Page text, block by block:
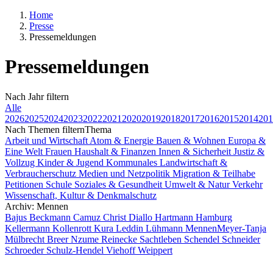
Home
Presse
Pressemeldungen
Pressemeldungen
Nach Jahrfiltern
Alle
202620252024202320222021 2020201920182017201620152014
Nach Themen filternThema
Arbeit und Wirtschaft Atom & Energie Bauen & Wohnen Europa &
Eine Welt Frauen Haushalt & Finanzen Innen & Sicherheit Justiz &
Vollzug Kinder & Jugend Kommunales Landwirtschaft &
Verbraucherschutz Medien und Netzpolitik Migration & Teilhabe
Petitionen Schule Soziales & Gesundheit Umwelt & NaturVerkehr
Wissenschaft, Kultur & Denkmalschutz
Archiv: Mennen
Bajus Beckmann Camuz Christ Diallo Hartmann Hamburg
Kellermann Kollenrott Kura Leddin Lühmann MennenMeyer-Tanja
Mülbrecht BreerNzume Reinecke Sachtleben Schendel Schneider
Schroeder Schulz-Hendel ViehoffWeippert